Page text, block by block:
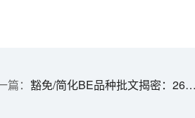
豁免/简化BE品种批文揭密：269亿大红包？